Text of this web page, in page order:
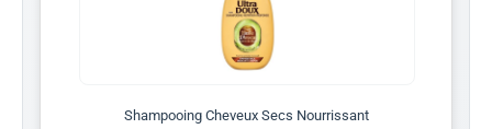
Shampooing Cheveux Secs Nourrissant